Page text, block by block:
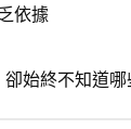
依據
始終不知道